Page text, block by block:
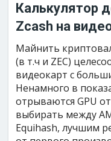
Калькулятор
Zcash на
Майнить
(в т.ч и ZEC)
видеокарт с
Ненамного в
отрываются GPU
выбирать между
Equihash, лучшим